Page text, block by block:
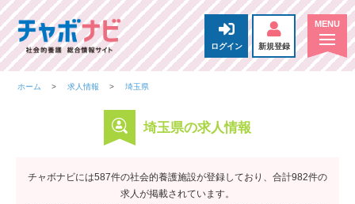
ログイン 新規登録
ホーム 求人情報 埼玉県
埼玉県の求人情報
チャボナビには587件の社会的養護施設が登録しており、合計982件の
求人が掲載されています。